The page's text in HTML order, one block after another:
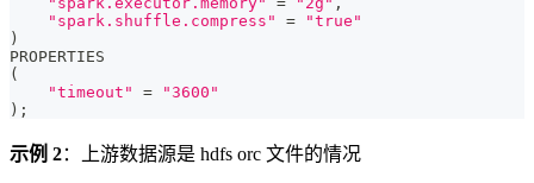
"spark.shuffle.compress"
=
"true"
)
PROPERTIES
(
"timeout"
=
"3600"
) ;
示例 2：上游数据源是 hdfs orc 文件的情况